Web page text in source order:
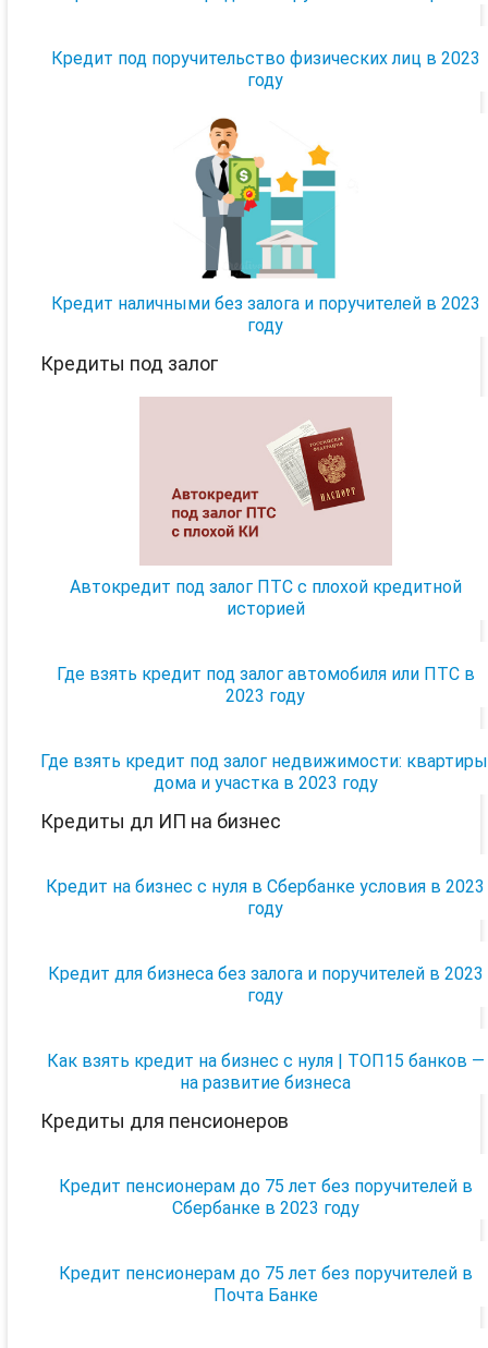
Кредит под поручительство физических лиц в 2023
году
Кредит наличными без залога и поручителей в 2023
году
Кредиты под залог
Автокредит под залог ПТС с плохой кредитной
историей
Где взять кредит под залог автомобиля или ПТС в
2023 году
Где взять кредит под залог недвижимости:
дома и участка в 2023 году
Кредиты дл ИП на бизнес
Кредит на бизнес с нуля в Сбербанке условия в 2023
году
Кредит для бизнеса без залога и поручителей в 2023
году
Как взять кредит на бизнес с нуля | ТОП15 банков —
на развитие бизнеса
Кредиты для пенсионеров
Кредит пенсионерам до 75 лет без поручителей в
Сбербанке в 2023 году
Кредит пенсионерам до 75 лет без поручителей в
Почта Банке